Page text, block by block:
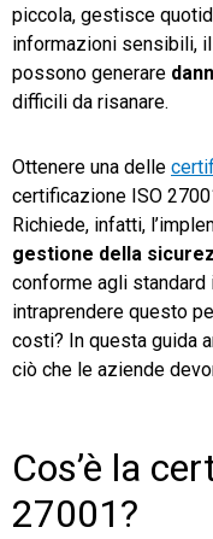
piccola, gestisce
informazioni sensibili,
possono generare
difficili da risanare.
Ottenere una delle
certificazione ISO
Richiede, infatti,
gestione della
conforme agli standard
intraprendere questo
costi? In questa guida
ciò che le aziende
Cos’è la
27001?